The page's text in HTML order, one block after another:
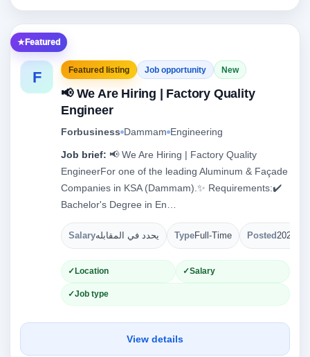
Featured
F Featured listing Job opportunity New
📢 We Are Hiring | Factory Quality
Engineer
Forbusiness Dammam Engineering
Job brief: 📢 We Are Hiring | Factory Quality
EngineerFor one of the leading Aluminum & Façade
Companies in KSA (Dammam).✨ Requirements:✔️
Bachelor's Degree in En…
Salaryيحدد في المقابله TypeFull-Time Posted2026-
Location Salary
Job type
View details